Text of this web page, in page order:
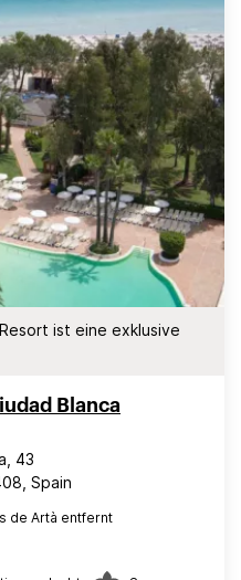
ist eine exklusive
Blanca
43
Spain
de Artà entfernt